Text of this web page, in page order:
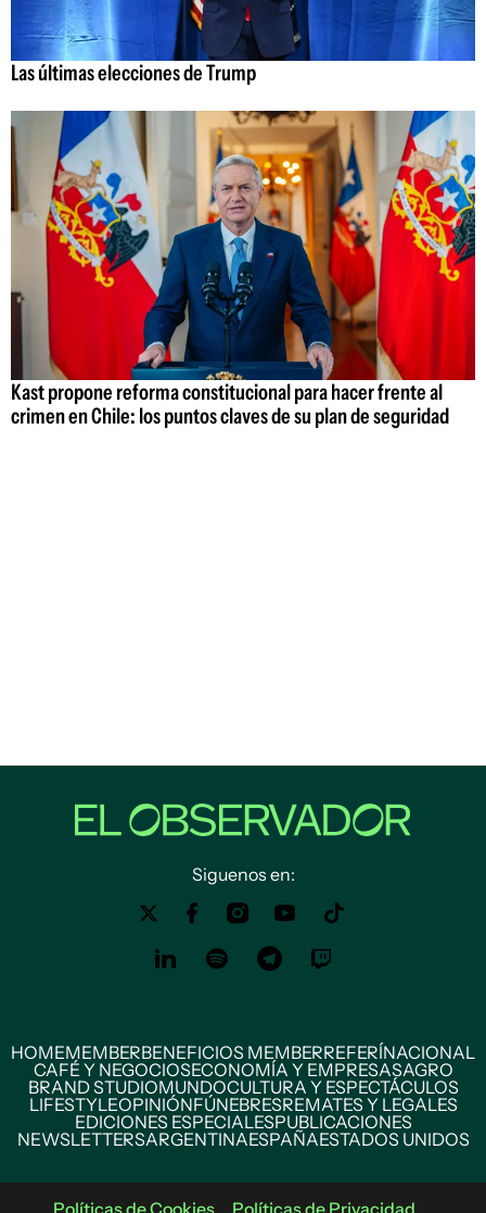
Las últimas elecciones de Trump
Kast propone reforma constitucional para hacer frente al
crimen en Chile: los puntos claves de su plan de seguridad
Siguenos en:
HOMEMEMBERBENEFICIOS MEMBERREFERÍNACIONAL
CAFÉ Y NEGOCIOSECONOMÍA Y EMPRESASAGRO
BRAND STUDIOMUNDOCULTURA Y ESPECTÁCULOS
LIFESTYLEOPINIÓNFÚNEBRESREMATES Y LEGALES
EDICIONES ESPECIALESPUBLICACIONES
NEWSLETTERSARGENTINAESPAÑAESTADOS UNIDOS